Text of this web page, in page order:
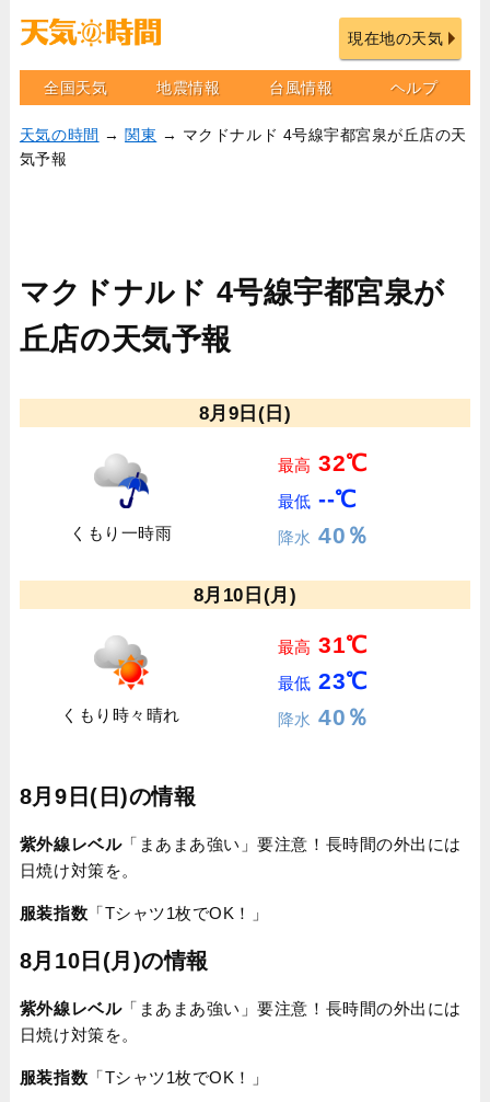
現在地の天気
全国天気 地震情報 台風情報 ヘルプ
天気の時間 → 関東 → マクドナルド 4号線宇都宮泉が丘店の天
気予報
マクドナルド 4号線宇都宮泉が
丘店の天気予報
8月9日(日)
くもり一時雨
最高 32℃
最低 --℃
降水 40％
8月10日(月)
くもり時々晴れ
最高 31℃
最低 23℃
降水 40％
8月9日(日)の情報
紫外線レベル「まあまあ強い」要注意！長時間の外出には
日焼け対策を。
服装指数 「Tシャツ1枚でOK！」
8月10日(月)の情報
紫外線レベル「まあまあ強い」要注意！長時間の外出には
日焼け対策を。
服装指数 「Tシャツ1枚でOK！」